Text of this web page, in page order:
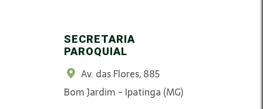
SECRETARIA
PAROQUIAL
Av. das Flores, 885
Bom Jardim - Ipatinga (MG)